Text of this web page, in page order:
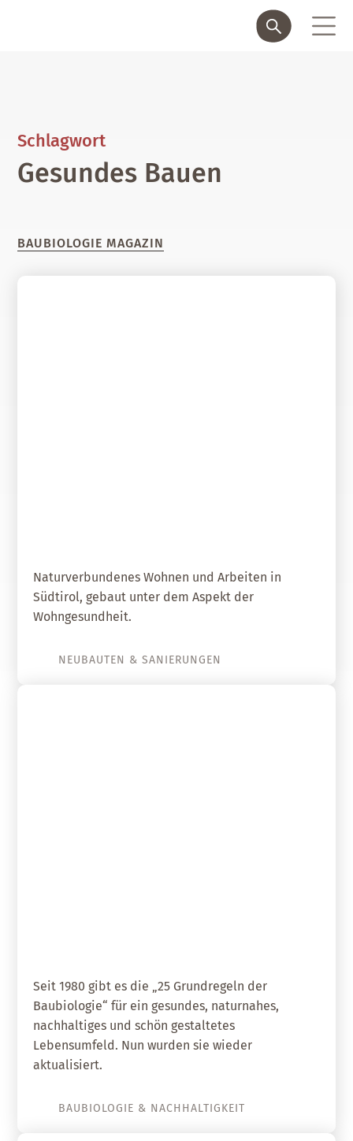
Schlagwort
Gesundes Bauen
BAUBIOLOGIE MAGAZIN
Naturverbundenes Wohnen und Arbeiten in
Südtirol, gebaut unter dem Aspekt der
Wohngesundheit.
NEUBAUTEN & SANIERUNGEN
Seit 1980 gibt es die „25 Grundregeln der
Baubiologie“ für ein gesundes, naturnahes,
nachhaltiges und schön gestaltetes
Lebensumfeld. Nun wurden sie wieder
aktualisiert.
BAUBIOLOGIE & NACHHALTIGKEIT